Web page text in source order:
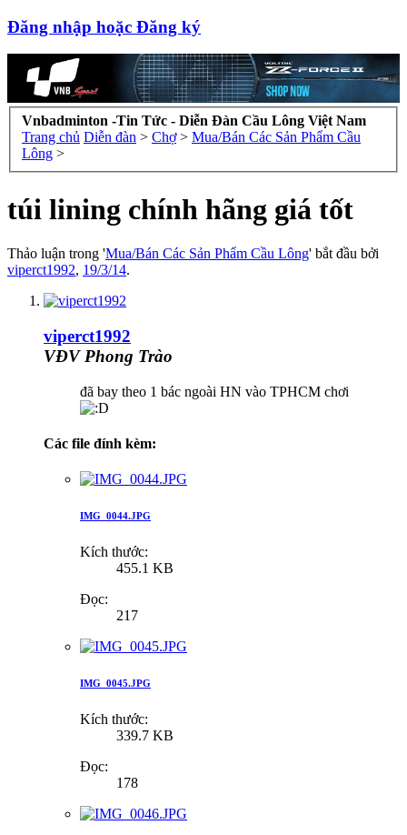
Đăng nhập hoặc Đăng ký
Vnbadminton -Tin Tức - Diễn Đàn Cầu Lông Việt Nam
Trang chủ Diễn đàn > Chợ > Mua/Bán Các Sản Phẩm Cầu
Lông >
túi lining chính hãng giá tốt
Thảo luận trong 'Mua/Bán Các Sản Phẩm Cầu Lông' bắt đầu bởi
viperct1992, 19/3/14.
viperct1992
VĐV Phong Trào
đã bay theo 1 bác ngoài HN vào TPHCM chơi
Các file đính kèm:
IMG_0044.JPG
Kích thước:
455.1 KB
Đọc:
217
IMG_0045.JPG
Kích thước:
339.7 KB
Đọc:
178